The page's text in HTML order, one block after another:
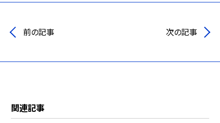
前の記事 次の記事
関連記事